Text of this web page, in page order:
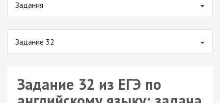
Задания
Задание 32
Задание 32 из ЕГЭ по